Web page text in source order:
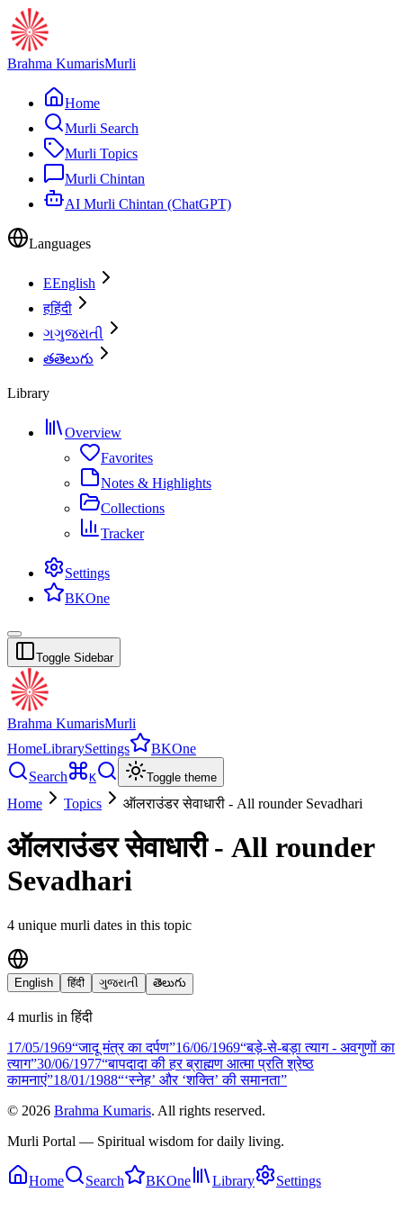
Brahma KumarisMurli
Home
Murli Search
Murli Topics
Murli Chintan
AI Murli Chintan (ChatGPT)
Languages
EEnglish
हहिंदी
ગગુજરાતી
తతెలుగు
Library
Overview
Favorites
Notes & Highlights
Collections
Tracker
Settings
BKOne
Toggle Sidebar
Brahma KumarisMurli
HomeLibrarySettings
BKOne
Search
K Toggle theme
Home Topics ऑलराउंडर सेवाधारी - All rounder Sevadhari
ऑलराउंडर सेवाधारी - All rounder
Sevadhari
4 unique murli dates in this topic
English हिंदी ગુજરાતી తెలుగు
4 murlis inहिंदी
17/05/1969“जादू मंत्र का दर्पण”16/06/1969“बड़े-से-बड़ा त्याग - अवगुणों का
त्याग”30/06/1977“बापदादा की हर ब्राह्मण आत्मा प्रति श्रेष्ठ
कामनाएं”18/01/1988“‘स्नेह’ और ‘शक्ति’ की समानता”
© 2026 Brahma Kumaris. All rights reserved.
Murli Portal — Spiritual wisdom for daily living.
Home Search BKOne Library Settings